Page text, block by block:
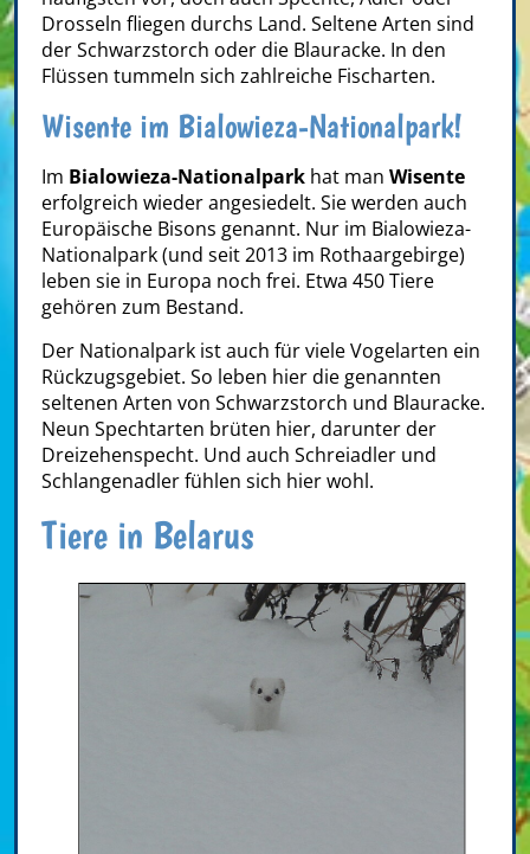
Drosseln fliegen durchs Land. Seltene Arten sind
der Schwarzstorch oder die Blauracke. In den
Flüssen tummeln sich zahlreiche Fischarten.
Wisente im Bialowieza-Nationalpark!
Im Bialowieza-Nationalpark hat man Wisente
erfolgreich wieder angesiedelt. Sie werden auch
Europäische Bisons genannt. Nur im Bialowieza-
Nationalpark (und seit 2013 im Rothaargebirge)
leben sie in Europa noch frei. Etwa 450 Tiere
gehören zum Bestand.
Der Nationalpark ist auch für viele Vogelarten ein
Rückzugsgebiet. So leben hier die genannten
seltenen Arten von Schwarzstorch und Blauracke.
Neun Spechtarten brüten hier, darunter der
Dreizehenspecht. Und auch Schreiadler und
Schlangenadler fühlen sich hier wohl.
Tiere in Belarus